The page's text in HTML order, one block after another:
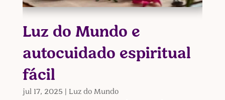
Luz do Mundo e
autocuidado espiritual
fácil
jul 17, 2025 Luz do Mundo